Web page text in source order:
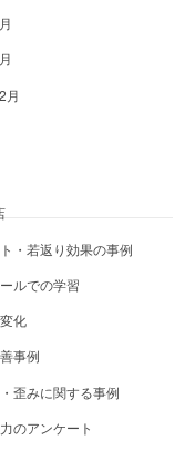
月
・若返り効果の事例
ルでの学習
化
事例
歪みに関する事例
のアンケート